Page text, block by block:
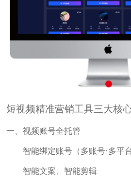
短视频精准营销工具三大核
一、视频账号全托管
智能绑定账号（多账号·多平台
智能文案、智能剪辑